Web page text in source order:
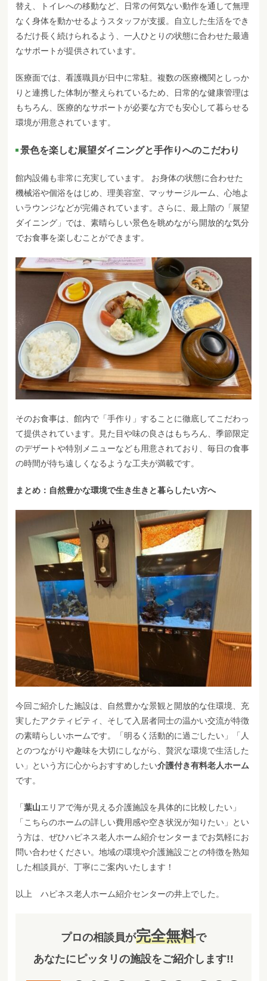
替え、トイレへの移動など、日常の何気ない動作を通して無理
なく身体を動かせるようスタッフが支援。自立した生活をでき
るだけ長く続けられるよう、一人ひとりの状態に合わせた最適
なサポートが提供されています。
医療面では、看護職員が日中に常駐。複数の医療機関としっか
りと連携した体制が整えられているため、日常的な健康管理は
もちろん、医療的なサポートが必要な方でも安心して暮らせる
環境が用意されています。
景色を楽しむ展望ダイニングと手作りへのこだわり
館内設備も非常に充実しています。 お身体の状態に合わせた
機械浴や個浴をはじめ、理美容室、マッサージルーム、心地よ
いラウンジなどが完備されています。さらに、最上階の「展望
ダイニング」では、素晴らしい景色を眺めながら開放的な気分
でお食事を楽しむことができます。
そのお食事は、館内で「手作り」することに徹底してこだわっ
て提供されています。見た目や味の良さはもちろん、季節限定
のデザートや特別メニューなども用意されており、毎日の食事
の時間が待ち遠しくなるような工夫が満載です。
まとめ：自然豊かな環境で生き生きと暮らしたい方へ
今回ご紹介した施設は、自然豊かな景観と開放的な住環境、充
実したアクティビティ、そして入居者同士の温かい交流が特徴
の素晴らしいホームです。「明るく活動的に過ごしたい」「人
とのつながりや趣味を大切にしながら、贅沢な環境で生活した
い」という方に心からおすすめしたい介護付き有料老人ホーム
です。
「葉山エリアで海が見える介護施設を具体的に比較したい」
「こちらのホームの詳しい費用感や空き状況が知りたい」とい
う方は、ぜひハピネス老人ホーム紹介センターまでお気軽にお
問い合わせください。地域の環境や介護施設ごとの特徴を熟知
した相談員が、丁寧にご案内いたします！
以上 ハピネス老人ホーム紹介センターの井上でした。
プロの相談員が完全無料で
あなたにピッタリの施設をご紹介します!!